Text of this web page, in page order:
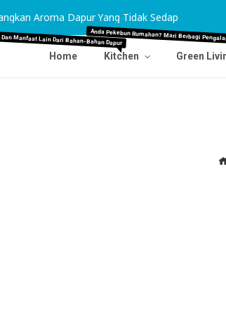
Aroma Dapur Yang Tidak Sedap
Home Kitchen
Manfaat Lain Dari Bahan-Bahan Dapur
Green
Anda Pekebun Rumahan? Mari Berbagi